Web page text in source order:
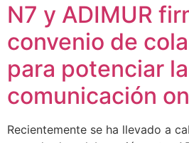
N7 y ADIMUR
convenio de
para potenciar la
comunicación
Recientemente se ha llevado a